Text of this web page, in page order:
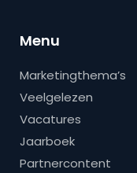
Menu
Marketingthema’s
Veelgelezen
Vacatures
Jaarboek
Partnercontent